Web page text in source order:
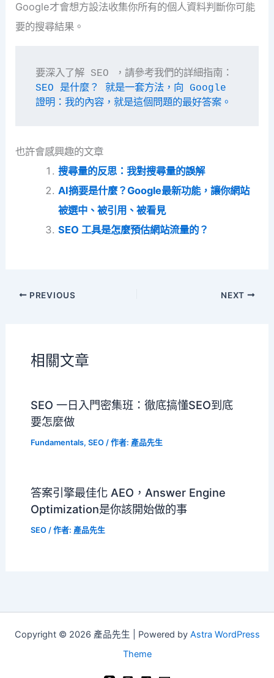
Google才會想方設法收集你所有的個人資料判斷你可能
要的搜尋結果。
要深入了解 SEO ，請參考我們的詳細指南：
SEO 是什麼？ 就是一套方法，向 Google
證明：我的內容，就是這個問題的最好答案。
也許會感興趣的文章
搜尋量的反思：我對搜尋量的誤解
AI摘要是什麼？Google最新功能，讓你網站
被選中、被引用、被看見
SEO 工具是怎麼預估網站流量的？
PREVIOUS NEXT
相關文章
SEO 一日入門密集班：徹底搞懂SEO到底
要怎麼做
Fundamentals, SEO/ 作者: 產品先生
答案引擎最佳化 AEO，Answer Engine
Optimization是你該開始做的事
SEO/ 作者: 產品先生
Copyright © 2026 產品先生 | Powered by Astra WordPress
Theme